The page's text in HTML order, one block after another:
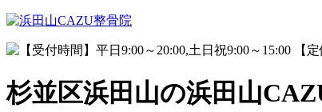
杉並区浜田山の浜田山